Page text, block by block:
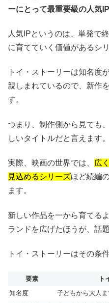
ーにとって最重要級の人気
人気IPというのは、単発で
に育てていく価値があるシ
トイ・ストーリーは知名度
親しまれているので、新作
す。
つまり、制作側から見ても
しいタイトルだと言えます。
実際、映画の世界では、
広
見込めるシリーズほど続編
ます。
新しい作品を一から育てる
ランドを広げたほうが、話
トイ・ストーリーはその条
要素
ト
知名度
子どもから大人ま